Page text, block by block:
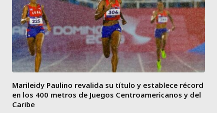
Marileidy Paulino revalida su título y establece récord
en los 400 metros de Juegos Centroamericanos y del
Caribe